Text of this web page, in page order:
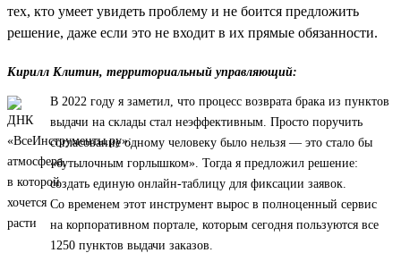
тех, кто умеет увидеть проблему и не боится предложить
решение, даже если это не входит в их прямые обязанности.
Кирилл Клитин, территориальный управляющий:
В 2022 году я заметил, что процесс возврата брака из пунктов
выдачи на склады стал неэффективным. Просто поручить
согласование одному человеку было нельзя — это стало бы
«бутылочным горлышком». Тогда я предложил решение:
создать единую онлайн-таблицу для фиксации заявок.
Со временем этот инструмент вырос в полноценный сервис
на корпоративном портале, которым сегодня пользуются все
1250 пунктов выдачи заказов.